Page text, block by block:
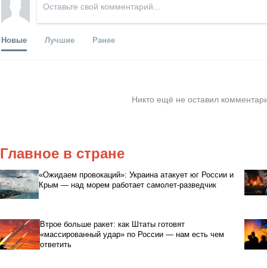
Новые Лучшие Ранее
Никто ещё не оставил
Главное в стране
«Ожидаем провокаций»: Украина атакует юг России и
Крым — над морем работает самолет-разведчик
Втрое больше ракет: как Штаты готовят
«массированный удар» по России — нам есть чем
ответить